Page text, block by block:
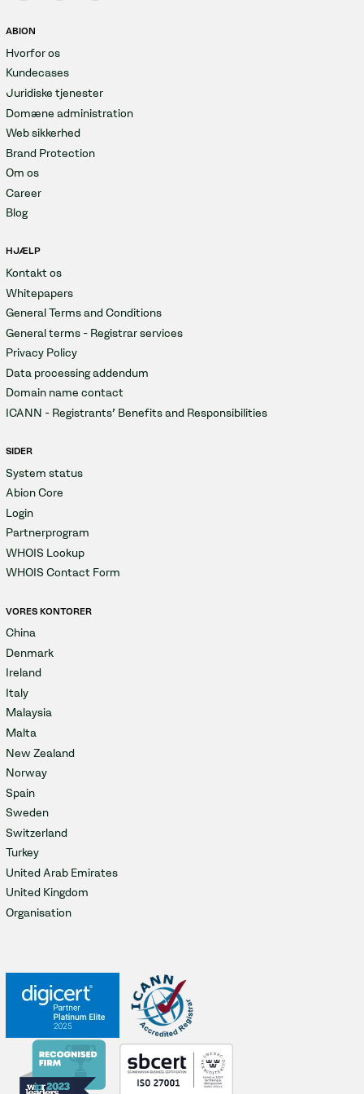
ABION
Hvorfor os
Kundecases
Juridiske tjenester
Domæne administration
Web sikkerhed
Brand Protection
Om os
Career
Blog
HJÆLP
Kontakt os
Whitepapers
General Terms and Conditions
General terms - Registrar services
Privacy Policy
Data processing addendum
Domain name contact
ICANN - Registrants' Benefits and Responsibilities
SIDER
System status
Abion Core
Login
Partnerprogram
WHOIS Lookup
WHOIS Contact Form
VORES KONTORER
China
Denmark
Ireland
Italy
Malaysia
Malta
New Zealand
Norway
Spain
Sweden
Switzerland
Turkey
United Arab Emirates
United Kingdom
Organisation